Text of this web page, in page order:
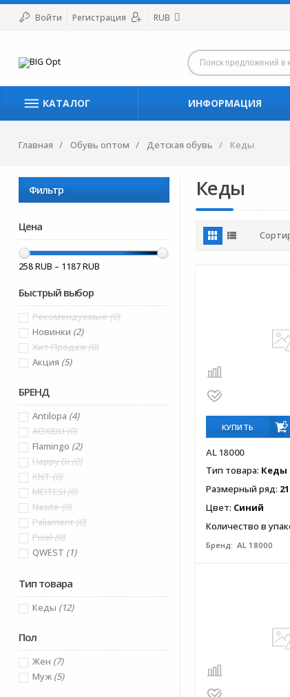
Войти Регистрация RUB
КАТАЛОГ ИНФОРМАЦИЯ
Главная Обувь оптом Детская обувь Кеды
Фильтр
Цена
258RUB – 1187RUB
Быстрый выбор
Рекомендуемые(0)
Новинки (2)
Хит Продаж(0)
Акция (5)
БРЕНД
Antilopa (4)
AOXIDU(0)
Flamingo (2)
Happy Di(0)
KNT(0)
MEITESI(0)
Nasite(0)
Paliament(0)
Pixel(0)
QWEST (1)
Бриллиант
Звезда(0)
Зебра (0)
Капитошка
Котёнок
Леопард
Тип товара
Кеды (12)
Пол
Жен (7)
Муж (5)
Кеды
КУПИТЬ
AL 18000
Тип товара: Кеды
Размерный ряд:
Цвет: Синий
Количество в
Бренд: AL 18000